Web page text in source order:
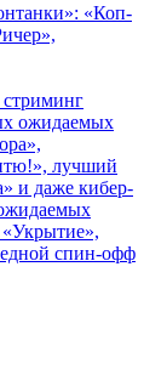
«Коп-
ожидаемых
лучший
и даже кибер-
«Укрытие»,
спин-офф